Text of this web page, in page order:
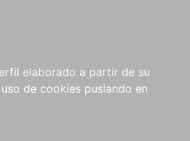
elaborado a partir de su
de cookies puslando en